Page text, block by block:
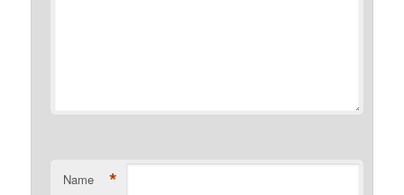
Name *